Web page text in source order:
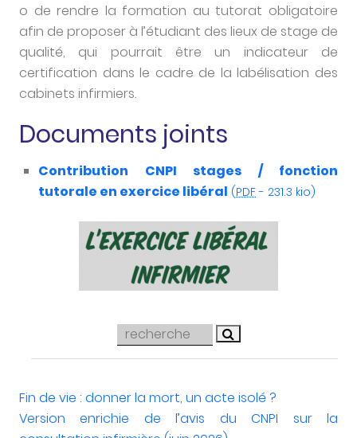
o de rendre la formation au tutorat obligatoire
afin de proposer à l’étudiant des lieux de stage de
qualité, qui pourrait être un indicateur de
certification dans le cadre de la labélisation des
cabinets infirmiers.
Documents joints
Contribution CNPI stages / fonction
tutorale en exercice libéral (PDF- 231.3 kio)
Fin de vie : donner la mort, un acte isolé ?
Version enrichie de l’avis du CNPI sur la